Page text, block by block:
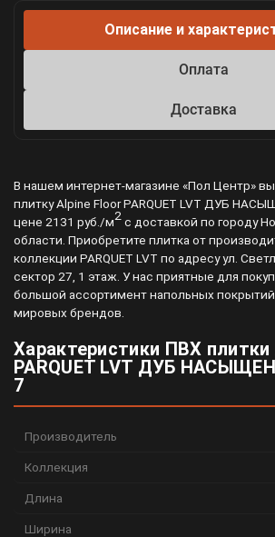
Описание и
Оплата
Доставка
В нашем интернет-магазине «Пол Центр»
плитку Alpine Floor PARQUET LVT ДУБ
цене 2131 руб./м2с доставкой по городу
области. Приобретите плитка от
коллекции PARQUET LVT по адресу ул.
сектор 27, 1 этаж. У нас приятные для
большой ассортимент напольных
мировых брендов.
Характеристики ПВХ плитки
PARQUET LVT ДУБ
7
Производитель
Коллекция
Длина
Ширина